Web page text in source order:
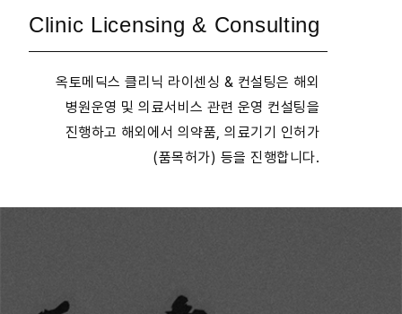
Clinic Licensing & Consulting
옥토메딕스 클리닉 라이센싱 & 컨설팅은 해외
병원운영 및 의료서비스 관련 운영 컨설팅을
진행하고 해외에서 의약품, 의료기기 인허가
(품목허가) 등을 진행합니다.